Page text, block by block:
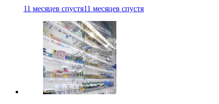
11 месяцев спустя11 месяцев спустя